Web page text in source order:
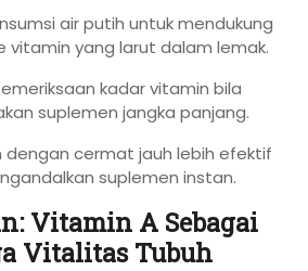
air putih untuk mendukung
vitamin yang larut dalam lemak.
kadar vitamin bila
suplemen jangka panjang.
dengan cermat jauh lebih efektif
suplemen instan.
Vitamin A Sebagai
Vitalitas Tubuh